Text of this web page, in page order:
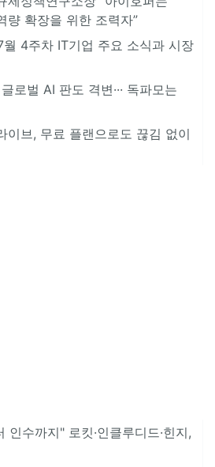
량 확장을 위한 조력자”
4주차 IT기업 주요 소식과 시장
로벌 AI 판도 격변··· 독파모는
이브, 무료 플랜으로도 끊김 없이
수까지" 로킷·인클루디드·힌지,